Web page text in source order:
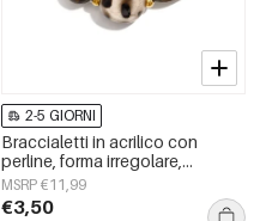
2-5 GIORNI
Braccialetti in acrilico con
perline, forma irregolare,
semplici, per tutti i giorni, serie
Simple, gioielli da donna
MSRP €11,99
€3,50